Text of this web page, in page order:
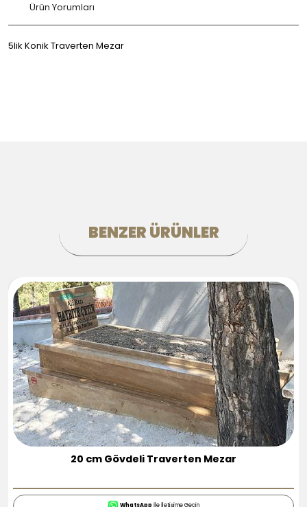
Ürün Yorumları
5lik Konik Traverten Mezar
BENZER ÜRÜNLER
2 Kişilik Traverten Mezarlar